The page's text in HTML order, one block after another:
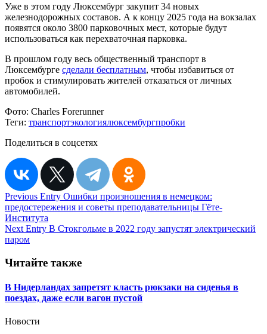
Уже в этом году Люксембург закупит 34 новых
железнодорожных составов. А к концу 2025 года на вокзалах
появятся около 3800 парковочных мест, которые будут
использоваться как перехваточная парковка.
В прошлом году весь общественный транспорт в
Люксембурге сделали бесплатным, чтобы избавиться от
пробок и стимулировать жителей отказаться от личных
автомобилей.
Фото: Charles Forerunner
Теги: транспортэкологиялюксембургпробки
Поделиться в соцсетях
Навигация
по
записям
Previous Entry Ошибки произношения в немецком:
предостережения и советы преподавательницы Гёте-
Института
Next Entry В Стокгольме в 2022 году запустят электрический
паром
Читайте также
В Нидерландах запретят класть рюкзаки на сиденья в
поездах, даже если вагон пустой
Новости